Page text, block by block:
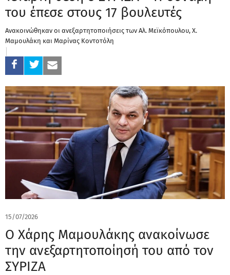
του έπεσε στους 17 βουλευτές
Ανακοινώθηκαν οι ανεξαρτητοποιήσεις των Αλ. Μεϊκόπουλου, Χ.
Μαμουλάκη και Μαρίνας Κοντοτόλη
15/07/2026
Ο Χάρης Μαμουλάκης ανακοίνωσε
την ανεξαρτητοποίησή του από τον
ΣΥΡΙΖΑ